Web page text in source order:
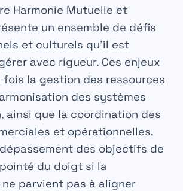
Harmonie Mutuelle et
un ensemble de défis
et culturels qu’il est
avec rigueur. Ces enjeux
la gestion des ressources
des systèmes
ainsi que la coordination des
et opérationnelles.
des objectifs de
du doigt si la
parvient pas à aligner